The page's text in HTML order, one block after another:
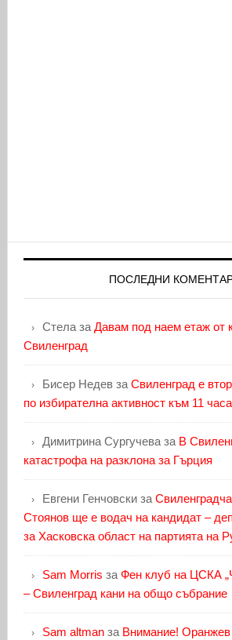
ПОСЛЕДНИ
Стелаза Давам под наем етаж от
Свиленград
Бисер Недевза Свиленград е
по избирателна активност към 11 часа
Димитрина Сургучеваза В
катастрофа на разклона за Гърция
Евгени Генчовскиза
Стоянов ще е водач на кандидат –
за Хасковска област на партията на
Sam Morris за Фен клуб на ЦСКА
– Свиленград кани на общо събрание
Sam altmanза Внимание! Оранжев